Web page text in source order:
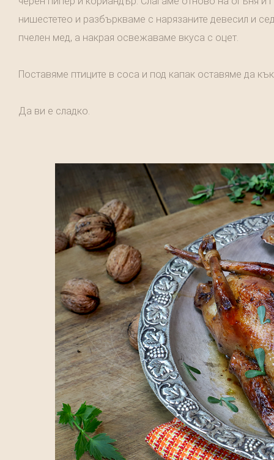
нишестетео и разбъркваме с нарязаните девесил и
пчелен мед, а накрая освежаваме вкуса с оцет.
Поставяме птиците в соса и под капак оставяме да
Да ви е сладко.